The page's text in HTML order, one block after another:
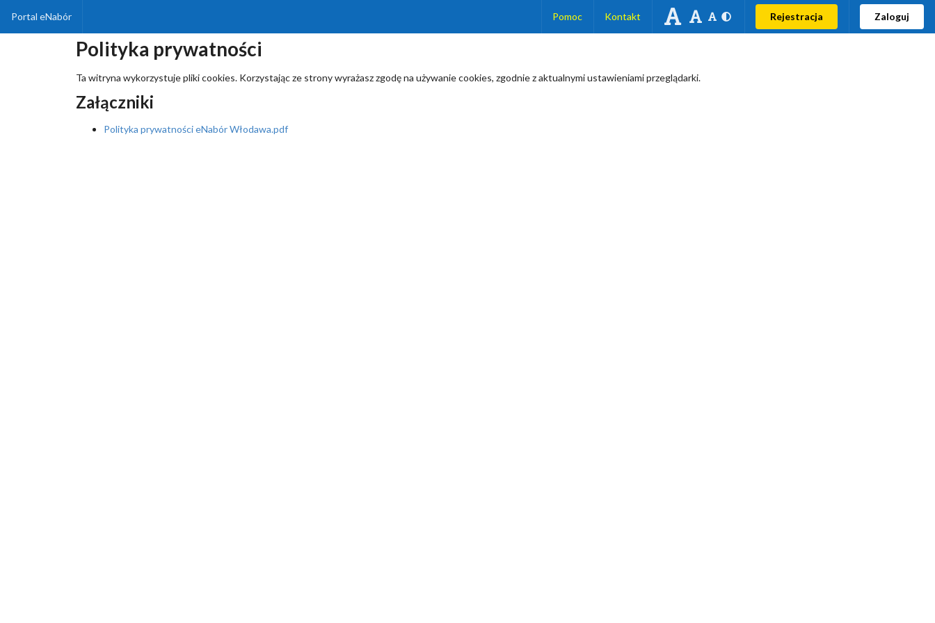
Portal eNabór Pomoc Kontakt Rejestracja Zaloguj
Polityka prywatności
Ta witryna wykorzystuje pliki cookies. Korzystając ze strony wyrażasz zgodę na używanie cookies, zgodnie z aktualnymi ustawieniami przeglądarki.
Załączniki
Polityka prywatności eNabór Włodawa.pdf